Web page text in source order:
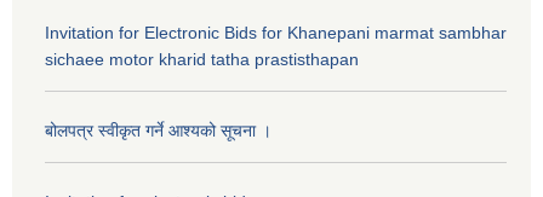
Invitation for Electronic Bids for Khanepani marmat sambhar
sichaee motor kharid tatha prastisthapan
बोलपत्र स्वीकृत गर्ने आश्यको सूचना ।